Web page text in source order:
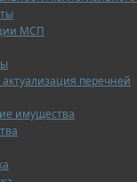
МСП
перечней
имущества